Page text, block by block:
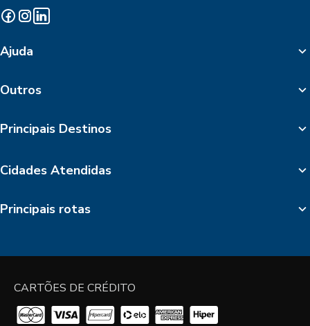
Ajuda
Outros
Principais Destinos
Cidades Atendidas
Principais rotas
CARTÕES DE CRÉDITO